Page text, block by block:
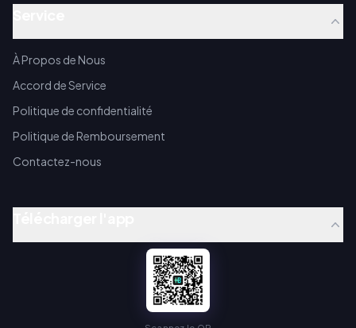
À Propos de Nous
Accord de Service
Politique de confidentialité
Politique de Remboursement
Contactez-nous